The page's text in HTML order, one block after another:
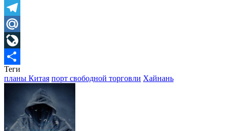
Skype
Telegram
Mail.Ru
LiveJournal
Отправить
Теги
планы Китая порт свободной торговли Хайнань